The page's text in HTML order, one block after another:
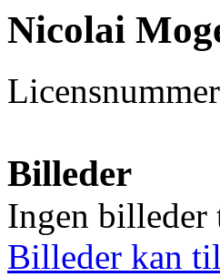
Nicolai
Billeder
Ingen billeder
Billeder kan